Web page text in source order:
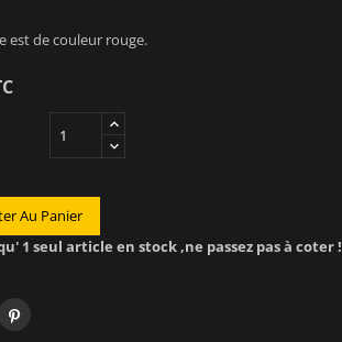
est de couleur rouge.
Au Panier
1 seul article en stock ,ne passez pas à coter !